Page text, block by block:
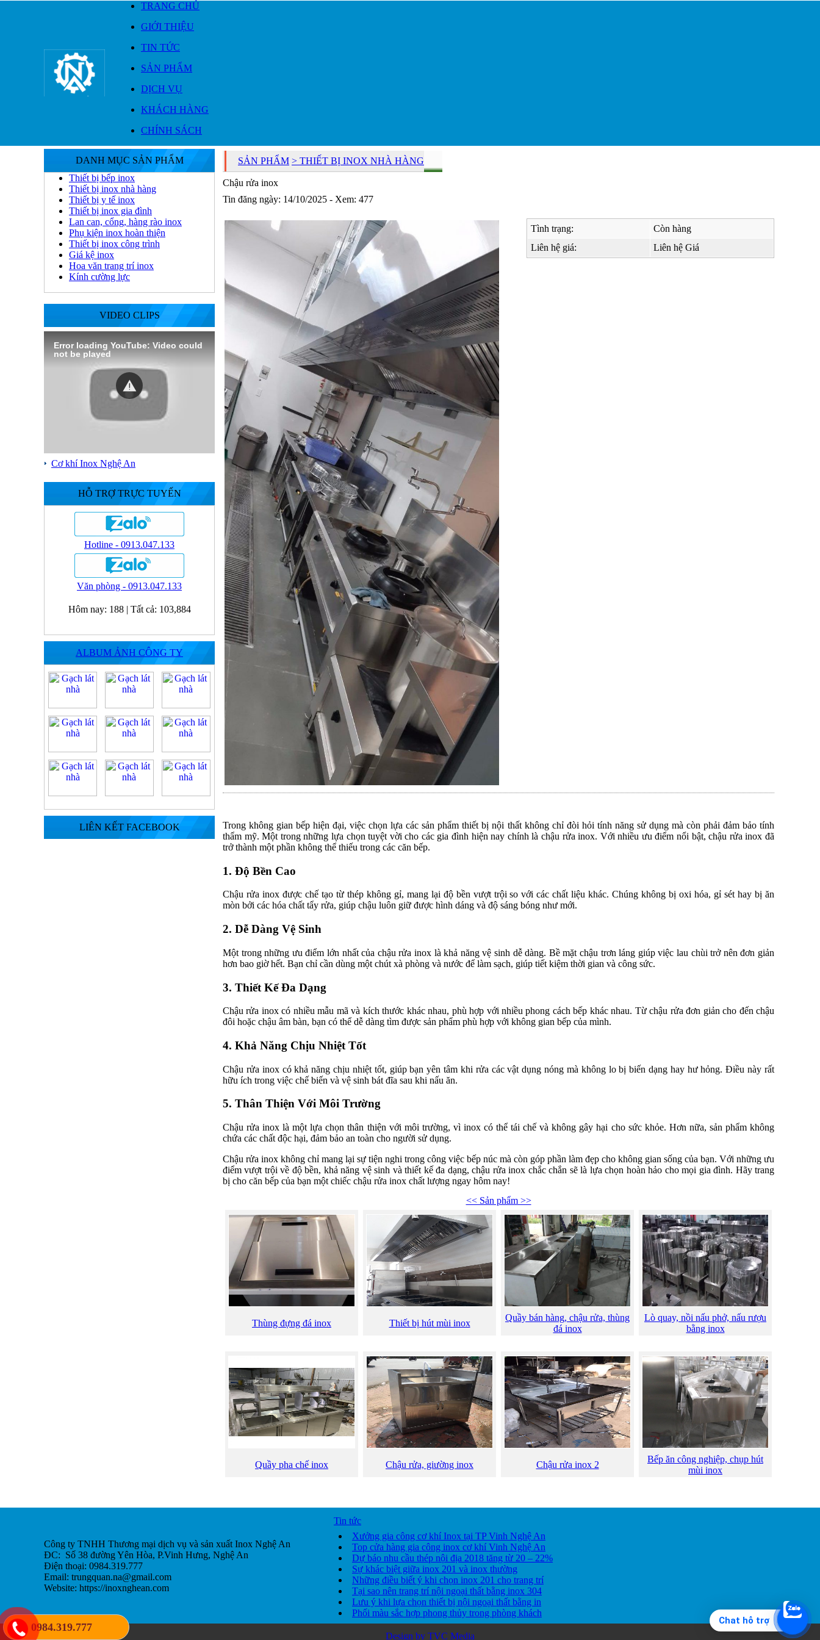
TRANG CHỦ
GIỚI THIỆU
TIN TỨC
SẢN PHẨM
DỊCH VỤ
KHÁCH HÀNG
CHÍNH SÁCH
DANH MỤC SẢN PHẨM
Thiết bị bếp inox
Thiết bị inox nhà hàng
Thiết bị y tế inox
Thiết bị inox gia đình
Lan can, cổng, hàng rào inox
Phụ kiện inox hoàn thiện
Thiết bị inox công trình
Giá kệ inox
Hoa văn trang trí inox
Kính cường lực
VIDEO CLIPS
Error loading YouTube: Video could
not be played
Cơ khí Inox Nghệ An
HỖ TRỢ TRỰC TUYẾN
Hotline - 0913.047.133
Văn phòng - 0913.047.133
Hôm nay: 188| Tất cả: 103,884
ALBUM ẢNH CÔNG TY
LIÊN KẾT FACEBOOK
SẢN PHẨM > THIẾT BỊ INOX NHÀ HÀNG
Chậu rửa inox
Tin đăng ngày: 14/10/2025 - Xem: 477
Tình trạng:
Còn hàng
Liên hệ giá:
Liên hệ Giá
Trong không gian bếp hiện đại, việc chọn lựa các sản phẩm thiết bị nội thất không chỉ đòi hỏi tính năng sử dụng mà còn phải đảm bảo tính
thẩm mỹ. Một trong những lựa chọn tuyệt vời cho các gia đình hiện nay chính là chậu rửa inox. Với nhiều ưu điểm nổi bật, chậu rửa inox đã
trở thành một phần không thể thiếu trong các căn bếp.
1. Độ Bền Cao
Chậu rửa inox được chế tạo từ thép không gỉ, mang lại độ bền vượt trội so với các chất liệu khác. Chúng không bị oxi hóa, gỉ sét hay bị ăn
mòn bởi các hóa chất tẩy rửa, giúp chậu luôn giữ được hình dáng và độ sáng bóng như mới.
2. Dễ Dàng Vệ Sinh
Một trong những ưu điểm lớn nhất của chậu rửa inox là khả năng vệ sinh dễ dàng. Bề mặt chậu trơn láng giúp việc lau chùi trở nên đơn giản
hơn bao giờ hết. Bạn chỉ cần dùng một chút xà phòng và nước để làm sạch, giúp tiết kiệm thời gian và công sức.
3. Thiết Kế Đa Dạng
Chậu rửa inox có nhiều mẫu mã và kích thước khác nhau, phù hợp với nhiều phong cách bếp khác nhau. Từ chậu rửa đơn giản cho đến chậu
đôi hoặc chậu âm bàn, bạn có thể dễ dàng tìm được sản phẩm phù hợp với không gian bếp của mình.
4. Khả Năng Chịu Nhiệt Tốt
Chậu rửa inox có khả năng chịu nhiệt tốt, giúp bạn yên tâm khi rửa các vật dụng nóng mà không lo bị biến dạng hay hư hỏng. Điều này rất
hữu ích trong việc chế biến và vệ sinh bát đĩa sau khi nấu ăn.
5. Thân Thiện Với Môi Trường
Chậu rửa inox là một lựa chọn thân thiện với môi trường, vì inox có thể tái chế và không gây hại cho sức khỏe. Hơn nữa, sản phẩm không
chứa các chất độc hại, đảm bảo an toàn cho người sử dụng.
Chậu rửa inox không chỉ mang lại sự tiện nghi trong công việc bếp núc mà còn góp phần làm đẹp cho không gian sống của bạn. Với những ưu
điểm vượt trội về độ bền, khả năng vệ sinh và thiết kế đa dạng, chậu rửa inox chắc chắn sẽ là lựa chọn hoàn hảo cho mọi gia đình. Hãy trang
bị cho căn bếp của bạn một chiếc chậu rửa inox chất lượng ngay hôm nay!
<< Sản phẩm >>
Thùng đựng đá inox Thiết bị hút mùi inox
Quầy bán hàng, chậu rửa, thùng
đá inox
Lò quay, nồi nấu phở, nấu rượu
bằng inox
Quầy pha chế inox Chậu rửa, giường inox Chậu rửa inox 2
Bếp ăn công nghiệp, chụp hút
mùi inox
Công ty TNHH Thương mại dịch vụ và sản xuất Inox Nghệ An
ĐC: Số 38 đường Yên Hòa, P.Vinh Hưng, Nghệ An
Điện thoại: 0984.319.777
Email: trungquan.na@gmail.com
Website: https://inoxnghean.com
Tin tức
Xưởng gia công cơ khí Inox tại TP Vinh Nghệ An
Top cửa hàng gia công inox cơ khí Vinh Nghệ An
Dự báo nhu cầu thép nội địa 2018 tăng từ 20 – 22%
Sự khác biệt giữa inox 201 và inox thường
Những điều biết ý khi chọn inox 201 cho trang trí
Tại sao nên trang trí nội ngoại thất bằng inox 304
Lưu ý khi lựa chọn thiết bị nội ngoại thất bằng in
Phối màu sắc hợp phong thủy trong phòng khách
Design by TVC Media
Chat hỗ trợ
0984.319.777